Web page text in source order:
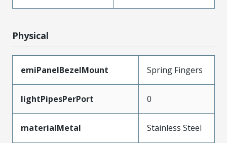
Physical
emiPanelBezelMount Spring Fingers
lightPipesPerPort 0
materialMetal Stainless Steel